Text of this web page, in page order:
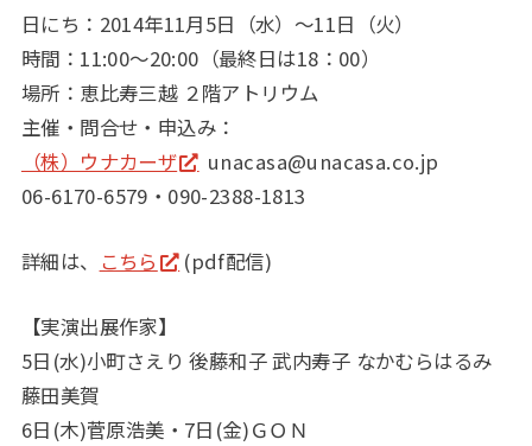
日にち：2014年11月5日（水）～11日（火）
時間：11:00～20:00（最終日は18：00）
場所：恵比寿三越 ２階アトリウム
主催・問合せ・申込み：
（株）ウナカーザ
unacasa@unacasa.co.jp
06-6170-6579・090-2388-1813
詳細は、 こちら (pdf配信)
【実演出展作家】
5日(水)小町さえり 後藤和子 武内寿子 なかむらはるみ
藤田美賀
6日(木)菅原浩美・7日(金)ＧＯＮ